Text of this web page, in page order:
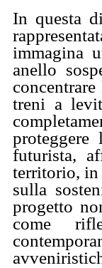
In questa
immagina
anello
treni a
proteggere
futurista,
territorio, in
sulla
progetto
come